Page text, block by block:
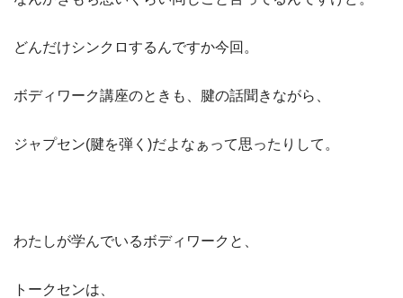
どんだけシンクロするんですか今回。
ボディワーク講座のときも、腱の話聞きながら、
ジャプセン(腱を弾く)だよなぁって思ったりして。
わたしが学んでいるボディワークと、
トークセンは、